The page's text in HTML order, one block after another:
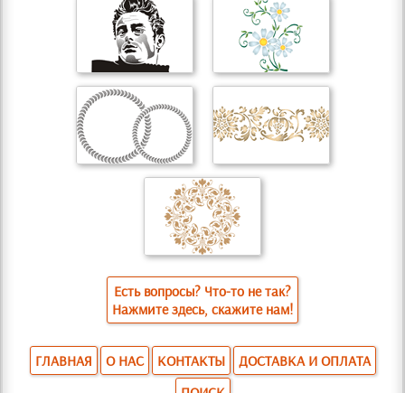
Есть вопросы? Что-то не так?
Нажмите здесь, скажите нам!
ГЛАВНАЯ О НАС КОНТАКТЫ
ДОСТАВКА И ОПЛАТА